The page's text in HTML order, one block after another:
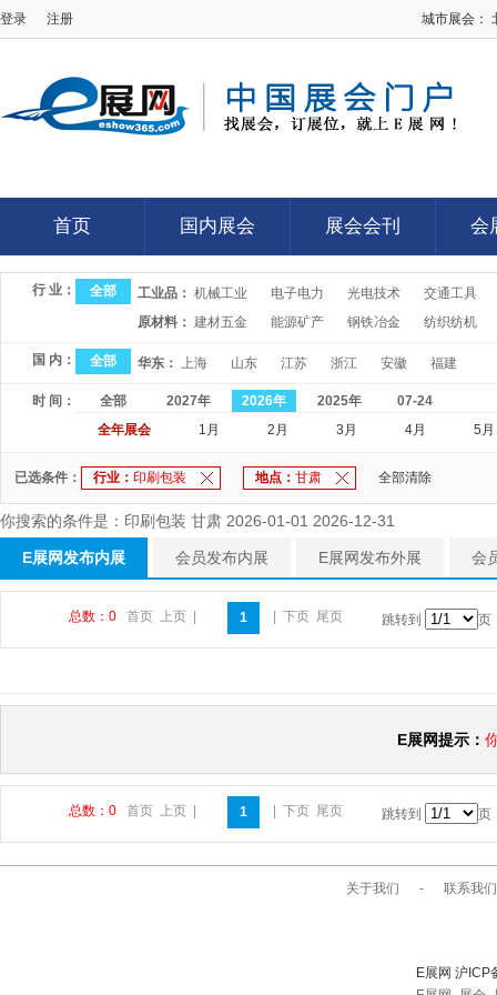
登录 注册 城市展会：
首页
首页
国内展会
国内展会
展会会刊
展会会刊
会
会
行 业： 全部 工业品： 机械工业 电子电力 光电技术
交通工具
原材料： 建材五金 能源矿产 钢铁冶金 纺织纺机
国 内： 全部 华东： 上海 山东 江苏 浙江 安徽 福建
时 间： 全部 2027年 2026年 2025年
07-24
全年展会
1月 2月 3月 4月 5月
已选条件： 行业： 印刷包装 地点： 甘肃 全部清除
你搜索的条件是：印刷包装 甘肃 2026-01-01 2026-12-31
E展网发布内展 会员发布内展 E展网发布外展 会
总数：0 首页 上页 1 下页 尾页 跳转到 页
E展网提示：
总数：0 首页 上页 1 下页 尾页 跳转到 页
关于我们 - 联系我们
E展网 沪